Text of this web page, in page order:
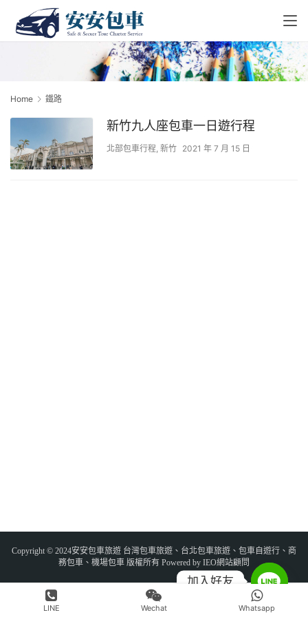
Home 鐵路
新竹九人座包車一日遊行程
北部包車行程 新竹 2021 年 7 月 15 日
Copyright © 2024安安包車旅遊 台灣包車旅遊、台北包車旅遊、包車自遊行、商
務包車、機場包車 版權所有 Powered by IEO網站顧問
LINE Wechat Whatsapp
加入好友